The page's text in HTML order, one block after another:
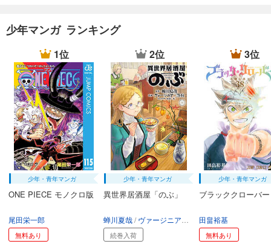
少年マンガ ランキング
1位
少年・青年マンガ
ONE PIECE モノクロ版
尾田栄一郎
無料あり
2位
少年・青年マンガ
異世界居酒屋「のぶ」
蝉川夏哉 ヴァージニア二等兵 転
続巻入荷
3位
少年・青年マンガ
ブラッククローバー
田畠裕基
無料あり